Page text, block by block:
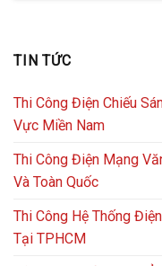
TIN TỨC
Thi Công Điện Chiếu
Vực Miền Nam
Thi Công Điện Mạng
Và Toàn Quốc
Thi Công Hệ Thống
Tại TPHCM